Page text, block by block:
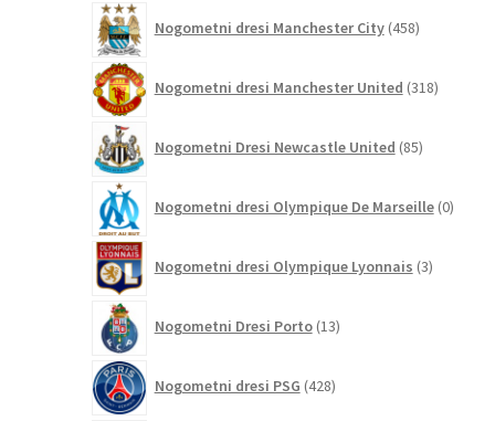
Nogometni dresi Manchester City 458izdelkov
Nogometni dresi Manchester United 318izdelkov
Nogometni Dresi Newcastle United 85izdelkov
Nogometni dresi Olympique De Marseille 0
Nogometni dresi Olympique Lyonnais 3izdelki
Nogometni Dresi Porto 13izdelkov
Nogometni dresi PSG 428izdelkov